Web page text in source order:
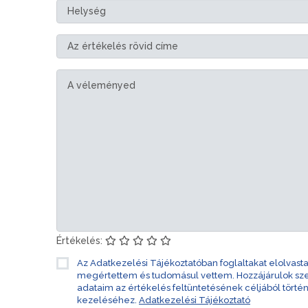
Értékelés:
Az Adatkezelési Tájékoztatóban foglaltakat
megértettem és tudomásul vettem. Hozzájárulok
adataim az értékelés feltüntetésének céljából
kezeléséhez. Adatkezelési Tájékoztató